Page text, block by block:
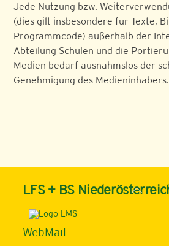
Jede Nutzung bzw.
(dies gilt insbesondere für Texte,
Programmcode) außerhalb der
Abteilung Schulen und die
Medien bedarf ausnahmslos der
Genehmigung des Medieninhabers.
Back
LFS + BS
WebMail